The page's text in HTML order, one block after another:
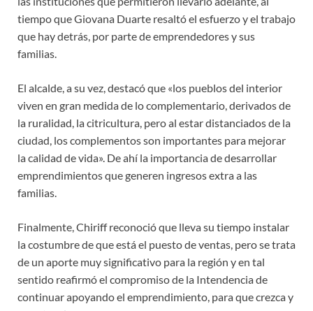
tiempo que Giovana Duarte resaltó el esfuerzo y el trabajo
que hay detrás, por parte de emprendedores y sus
familias.
El alcalde, a su vez, destacó que «los pueblos del interior
viven en gran medida de lo complementario, derivados de
la ruralidad, la citricultura, pero al estar distanciados de la
ciudad, los complementos son importantes para mejorar
la calidad de vida». De ahí la importancia de desarrollar
emprendimientos que generen ingresos extra a las
familias.
Finalmente, Chiriff reconoció que lleva su tiempo instalar
la costumbre de que está el puesto de ventas, pero se trata
de un aporte muy significativo para la región y en tal
sentido reafirmó el compromiso de la Intendencia de
continuar apoyando el emprendimiento, para que crezca y